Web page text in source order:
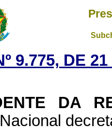
9.775, DE
DA